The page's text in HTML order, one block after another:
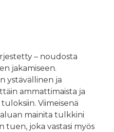
– noudosta
jakamiseen.
ystävällinen ja
ammattimaista ja
Viimeisenä
mainita tulkkini
tuen, joka vastasi myös